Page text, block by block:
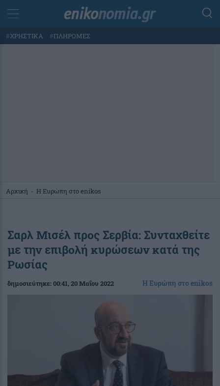
#ΧΡΗΣΤΙΚΑ #ΠΛΗΡΩΜΕΣ
Αρχική - Η Ευρώπη στο enikos
Σαρλ Μισέλ προς Σερβία: Συνταχθείτε
με την επιβολή κυρώσεων κατά της
Ρωσίας
δημοσιεύτηκε:00:41, 20 Μαΐου 2022 Η Ευρώπη στο enikos